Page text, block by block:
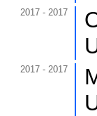
2017 - 2017
2017 - 2017